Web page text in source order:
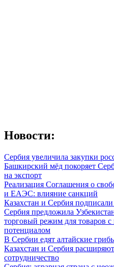
Новости:
Сербия увеличила закупки
Башкирский мёд покоряет
на экспорт
Реализация Соглашения о
и ЕАЭС: влияние санкций
Казахстан и Сербия
Сербия предложила
торговый режим для товаров
потенциалом
В Сербии едят алтайские
Казахстан и Сербия
сотрудничество